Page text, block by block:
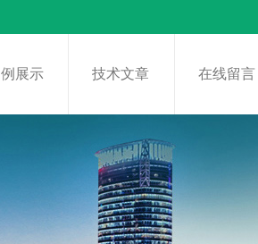
展示 技术文章 在线留言